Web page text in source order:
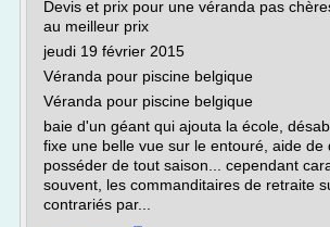
Devis et prix pour une véranda pas
au meilleur prix
jeudi 19 février 2015
Véranda pour piscine belgique
Véranda pour piscine belgique
baie d'un géant qui ajouta la école,
fixe une belle vue sur le entouré, aide de
posséder de tout saison... cependant
souvent, les commanditaires de retraite
contrariés par...